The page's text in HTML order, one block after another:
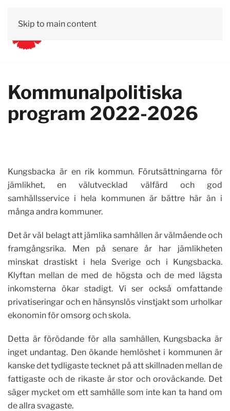
Skip to main content
Vår lokala politik
Kommunalpolitiska
program 2022-2026
Kungsbacka är en rik kommun. Förutsättningarna för
jämlikhet, en välutvecklad välfärd och god
samhällsservice i hela kommunen är bättre här än i
många andra kommuner.
Det är väl belagt att jämlika samhällen är välmående och
framgångsrika. Men på senare år har jämlikheten
minskat drastiskt i hela Sverige och i Kungsbacka.
Klyftan mellan de med de högsta och de med lägsta
inkomsterna ökar stadigt. Vi ser också omfattande
privatiseringar och en hänsynslös vinstjakt som urholkar
ekonomin för omsorg och skola.
Detta är förödande för alla samhällen, Kungsbacka är
inget undantag. Den ökande hemlöshet i kommunen är
kanske det tydligaste tecknet på att skillnaden mellan de
fattigaste och de rikaste är stor och oroväckande. Det
säger mycket om ett samhälle som inte kan ta hand om
de allra svagaste.